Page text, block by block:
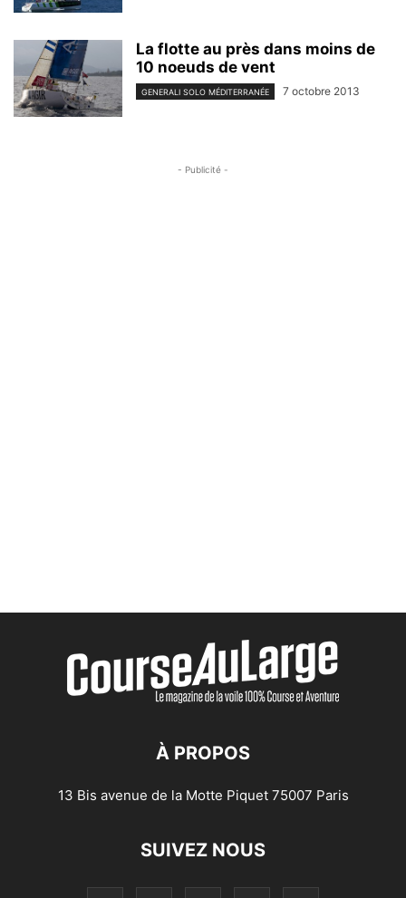
La flotte au près dans moins de
10 noeuds de vent
GENERALI SOLO MÉDITERRANÉE 7 octobre 2013
- Publicité -
À PROPOS
13 Bis avenue de la Motte Piquet 75007 Paris
SUIVEZ NOUS